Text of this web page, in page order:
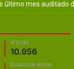
último mes auditado